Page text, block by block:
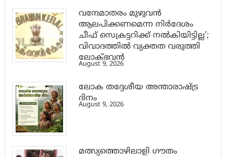
വന്ദേമാതരം മുഴുവൻ
ആലപിക്കണമെന്ന നിർദേശം
ചീഫ് സെക്രട്ടറിക്ക് നൽകിയിട്ടില്ല’;
വിവാദത്തിൽ വ്യക്തത വരുത്തി
ലോക്ഭവൻ
August 9, 2026
ലോക തദ്ദേശീയ അന്താരാഷ്ട്ര
ദിനം
August 9, 2026
മത്സ്യത്തൊഴിലാളി ഗൗതം